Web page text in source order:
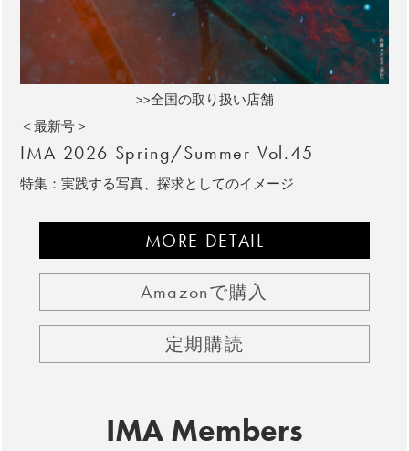
>>全国の取り扱い店舗
＜最新号＞
IMA 2026 Spring/Summer Vol.45
特集：実践する写真、探求としてのイメージ
MORE DETAIL
Amazonで購入
定期購読
IMA Members